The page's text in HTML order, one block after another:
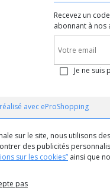
Recevez un
abonnant à nos
Je ne suis
avec eProShopping
sur le site, nous utilisons
des publicités
sur les cookies” ainsi que
pas